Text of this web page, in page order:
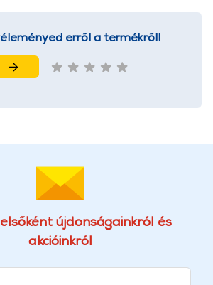
erről a termékről!
újdonságainkról és
akcióinkról